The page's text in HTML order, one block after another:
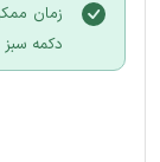
زمان
دکمه سبز